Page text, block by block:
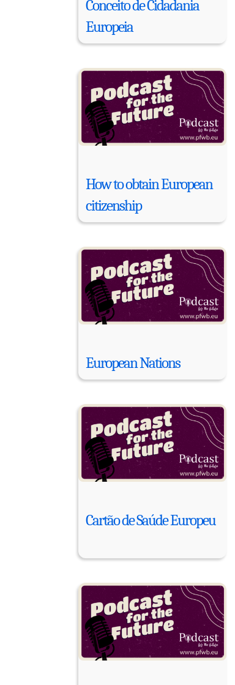
Conceito de Cidadania
Europeia
How to obtain European
citizenship
European Nations
Cartão de Saúde Europeu